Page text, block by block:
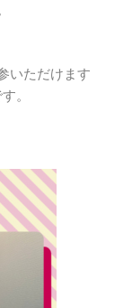
いただけます
。